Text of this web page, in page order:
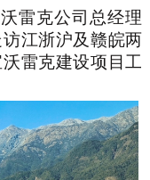
雷克公司总经理
江浙沪及赣皖两
雷克建设项目工